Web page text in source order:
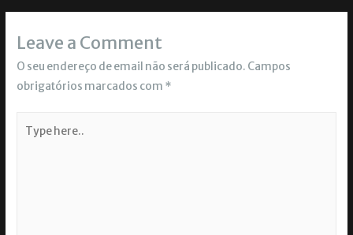
Leave a Comment
O seu endereço de email não será publicado. Campos
obrigatórios marcados com *